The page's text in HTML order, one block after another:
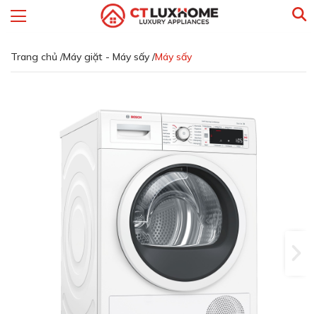
Trang chủ /Máy giặt - Máy sấy /Máy sấy